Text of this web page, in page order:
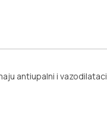
antiupalni i